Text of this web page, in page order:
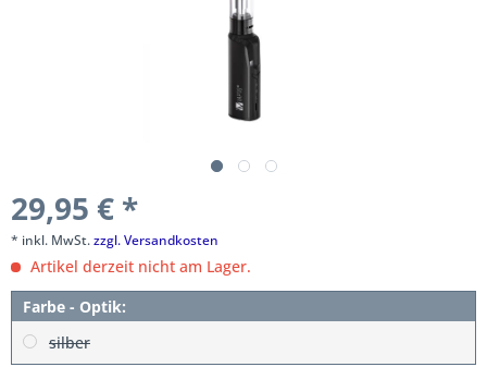
29,95 € *
* inkl. MwSt.zzgl. Versandkosten
Artikel derzeit nicht am Lager.
Farbe - Optik:
silber